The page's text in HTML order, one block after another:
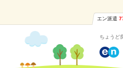
エン派遣
ちょうど